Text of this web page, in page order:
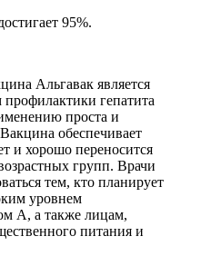
95%.
Альгавак является
гепатита
проста и
обеспечивает
и хорошо переносится
групп. Врачи
тем, кто планирует
уровнем
A, а также лицам,
питания и